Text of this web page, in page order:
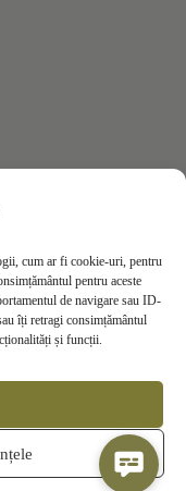
cum ar fi cookie-uri, pentru
pentru aceste
de navigare sau ID-
îți retragi consimțământul
și funcții.